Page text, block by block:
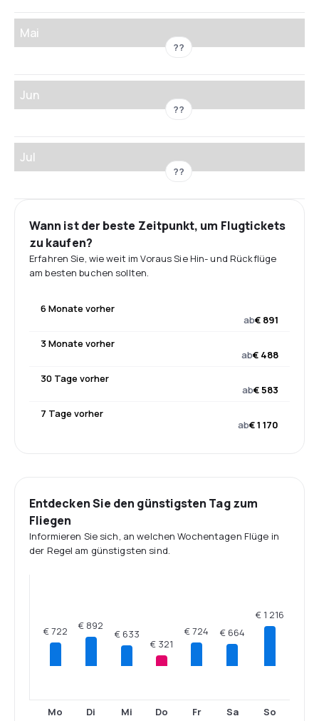
Mai
??
Jun
??
Jul
??
Wann ist der beste Zeitpunkt, um Flugtickets
zu kaufen?
Erfahren Sie, wie weit im Voraus Sie Hin- und Rückflüge
am besten buchen sollten.
6 Monate vorher
ab€ 891
3 Monate vorher
ab€ 488
30 Tage vorher
ab€ 583
7 Tage vorher
ab€ 1 170
Entdecken Sie den günstigsten Tag zum
Fliegen
Informieren Sie sich, an welchen Wochentagen Flüge in
der Regel am günstigsten sind.
€ 722
Mo
€ 892
Di
€ 633
Mi
€ 321
Do
€ 724
Fr
€ 664
Sa
€ 1 216
So